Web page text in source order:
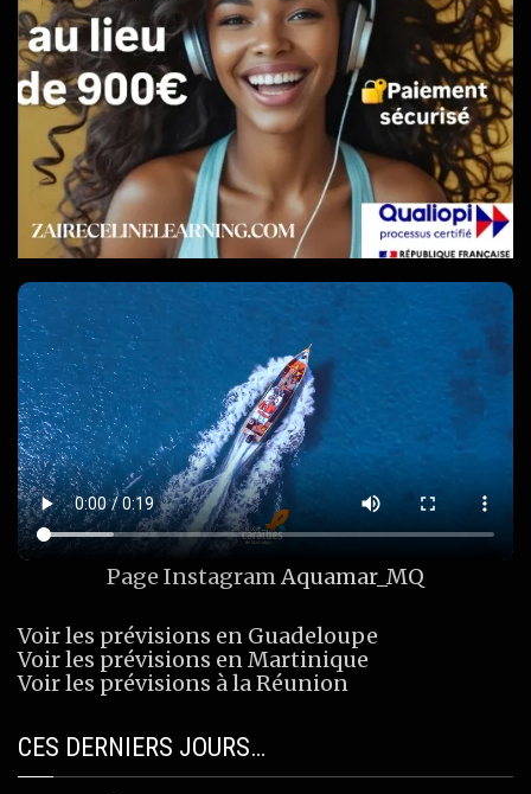
Page InstagramAquamar_MQ
Voir les prévisions en Guadeloupe
Voir les prévisions en Martinique
Voir les prévisions à la Réunion
CES DERNIERS JOURS…